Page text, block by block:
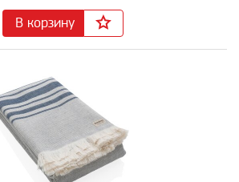
В корзину